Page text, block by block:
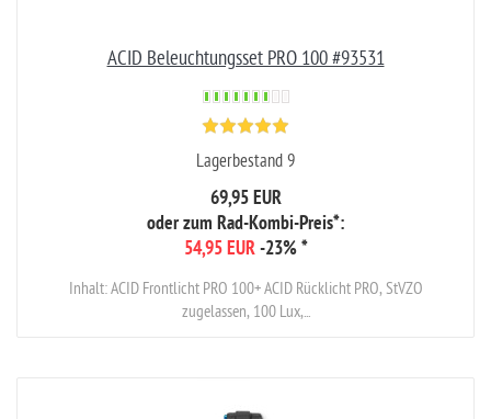
ACID Beleuchtungsset PRO 100 #93531
Lagerbestand 9
69,95 EUR
oder zum Rad-Kombi-Preis*:
54,95 EUR -23%*
Inhalt: ACID Frontlicht PRO 100+ ACID Rücklicht PRO, StVZO
zugelassen, 100 Lux,...